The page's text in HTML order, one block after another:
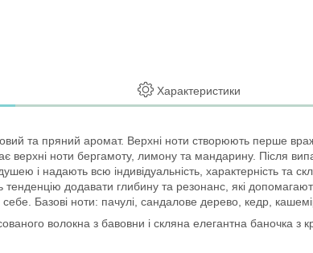
Характеристики
та пряний аромат. Верхні ноти створюють перше
верхні ноти бергамоту, лимону та мандарину. Після
і надають всю індивідуальність, характерність та
додавати глибину та резонанс, які
Базові ноти: пачулі, сандалове дерево, кедр,
волокна з бавовни і скляна елегантна баночка з